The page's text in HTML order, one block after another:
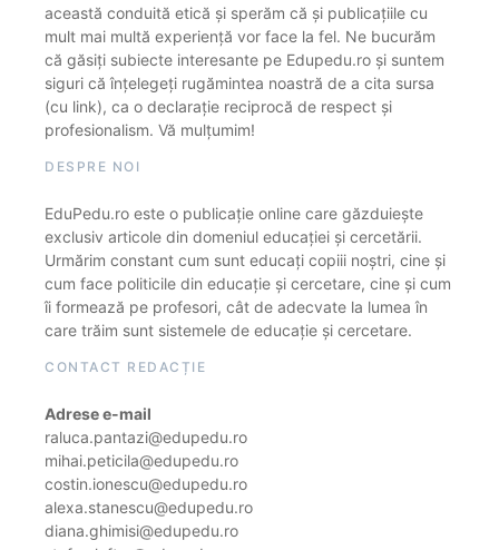
această conduită etică și sperăm că și publicațiile cu
mult mai multă experiență vor face la fel. Ne bucurăm
că găsiți subiecte interesante pe Edupedu.ro și suntem
siguri că înțelegeți rugămintea noastră de a cita sursa
(cu link), ca o declarație reciprocă de respect și
profesionalism. Vă mulțumim!
DESPRE NOI
EduPedu.ro este o publicație online care găzduiește
exclusiv articole din domeniul educației și cercetării.
Urmărim constant cum sunt educați copiii noștri, cine și
cum face politicile din educație și cercetare, cine și cum
îi formează pe profesori, cât de adecvate la lumea în
care trăim sunt sistemele de educație și cercetare.
CONTACT REDACȚIE
Adrese e-mail
raluca.pantazi@edupedu.ro
mihai.peticila@edupedu.ro
costin.ionescu@edupedu.ro
alexa.stanescu@edupedu.ro
diana.ghimisi@edupedu.ro